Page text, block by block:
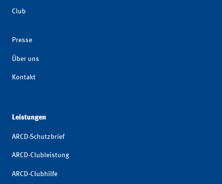
Club
Presse
Über uns
Kontakt
Leistungen
ARCD-Schutzbrief
ARCD-Clubleistung
ARCD-Clubhilfe